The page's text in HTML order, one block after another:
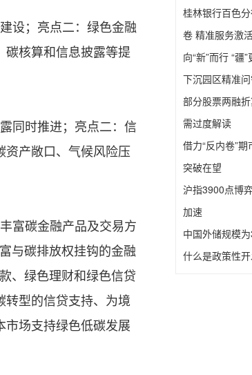
设；亮点二：绿色金融
碳核算和信息披露等提
同时推进；亮点二：信
资产敞口、气候风险压
富碳金融产品及交易方
与碳排放权挂钩的金融
、绿色理财和绿色信贷
转型的信贷支持、为境
市场支持绿色低碳发展
桂林银行百色
卷 精准服务激
向“新”而行 “疆
下沉园区精准
部分股票两融
需过度解读
借力“反内卷”
突破在望
沪指3900点博
加速
中国外储规模
什么是政策性开